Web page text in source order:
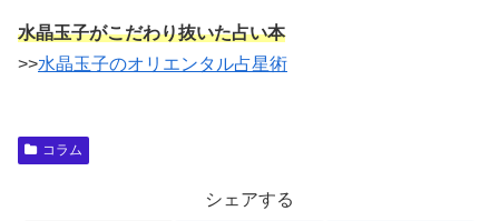
水晶玉子がこだわり抜いた占い本
>>水晶玉子のオリエンタル占星術
コラム
シェアする